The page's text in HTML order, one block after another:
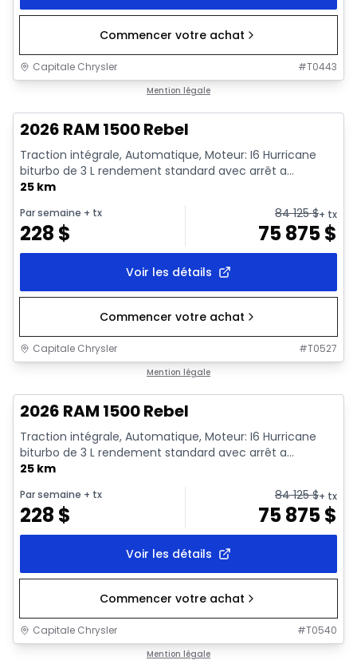
Commencer votre achat
Capitale Chrysler #T0443
Mention légale
2026 RAM 1500 Rebel
Traction intégrale, Automatique, Moteur: I6 Hurricane
biturbo de 3 L rendement standard avec arrêt a...
25 km
Par semaine + tx
228 $
84 125$+ tx
75 875$
Voir les détails
Commencer votre achat
Capitale Chrysler #T0527
Mention légale
2026 RAM 1500 Rebel
Traction intégrale, Automatique, Moteur: I6 Hurricane
biturbo de 3 L rendement standard avec arrêt a...
25 km
Par semaine + tx
228 $
84 125$+ tx
75 875$
Voir les détails
Commencer votre achat
Capitale Chrysler #T0540
Mention légale